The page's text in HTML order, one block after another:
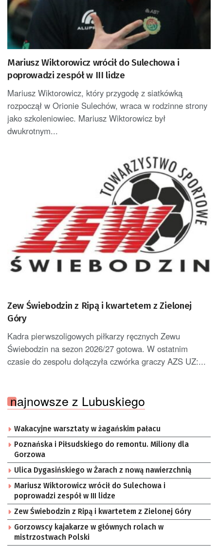
Mariusz Wiktorowicz wrócił do Sulechowa i
poprowadzi zespół w III lidze
Mariusz Wiktorowicz, który przygodę z siatkówką
rozpoczął w Orionie Sulechów, wraca w rodzinne strony
jako szkoleniowiec. Mariusz Wiktorowicz był
dwukrotnym...
Zew Świebodzin z Ripą i kwartetem z Zielonej
Góry
Kadra pierwszoligowych piłkarzy ręcznych Zewu
Świebodzin na sezon 2026/27 gotowa. W ostatnim
czasie do zespołu dołączyła czwórka graczy AZS UZ:...
najnowsze z Lubuskiego
Wakacyjne warsztaty w żagańskim pałacu
Poznańska i Piłsudskiego do remontu. Miliony dla
Gorzowa
Ulica Dygasińskiego w Żarach z nową nawierzchnią
Mariusz Wiktorowicz wrócił do Sulechowa i
poprowadzi zespół w III lidze
Zew Świebodzin z Ripą i kwartetem z Zielonej Góry
Gorzowscy kajakarze w głównych rolach w
mistrzostwach Polski